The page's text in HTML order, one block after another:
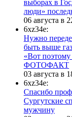
выборах в
люди»
06 августа в
6xz34e:
Нужно
быть выше
«Вот
ФОТОФАКТ
03 августа в
6xz34e:
Спасибо
Сургутские
мужчину